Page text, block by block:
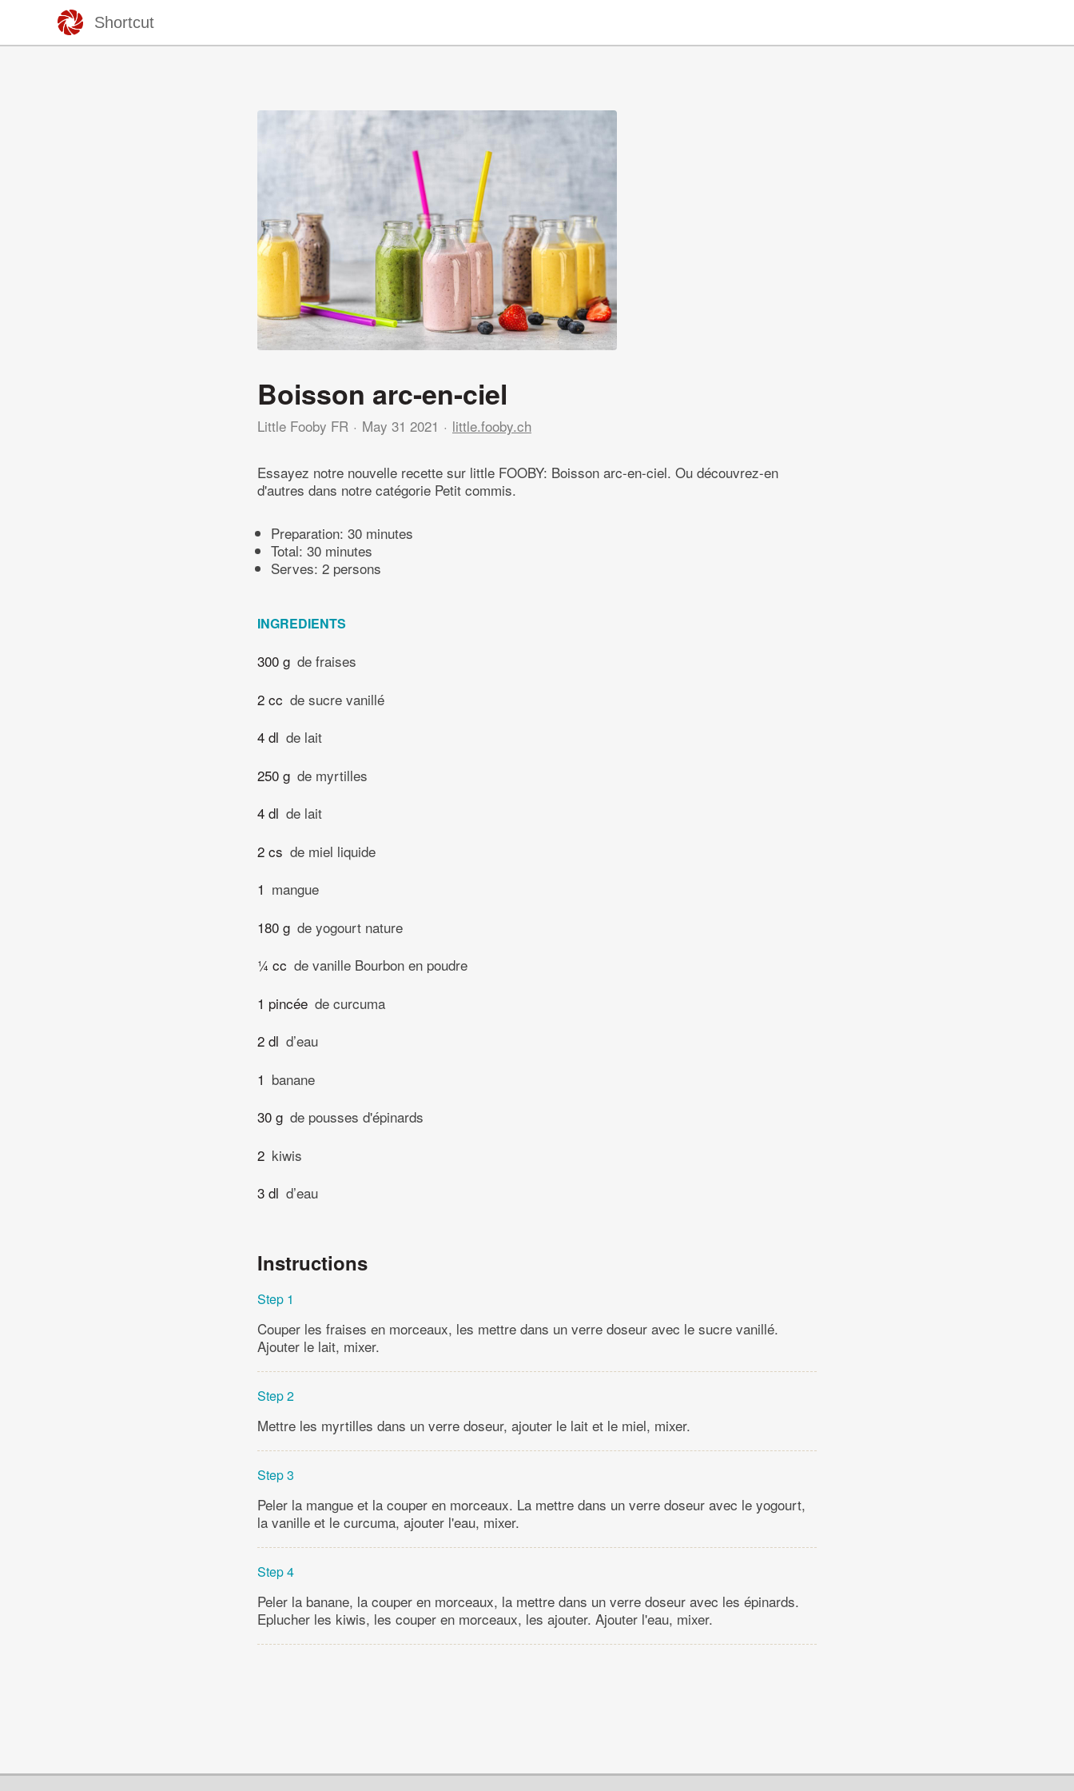
Shortcut
Boisson arc-en-ciel
Little Fooby FR May 31 2021 little.fooby.ch
Essayez notre nouvelle recette sur little FOOBY: Boisson arc-en-ciel. Ou découvrez-en
d'autres dans notre catégorie Petit commis.
Preparation: 30 minutes
Total: 30 minutes
Serves: 2 persons
INGREDIENTS
300 g de fraises
2 cc de sucre vanillé
4 dl de lait
250 g de myrtilles
4 dl de lait
2 cs de miel liquide
1 mangue
180 g de yogourt nature
¼ cc de vanille Bourbon en poudre
1 pincée de curcuma
2 dl d’eau
1 banane
30 g de pousses d'épinards
2 kiwis
3 dl d’eau
Instructions
Step 1
Couper les fraises en morceaux, les mettre dans un verre doseur avec le sucre vanillé.
Ajouter le lait, mixer.
Step 2
Mettre les myrtilles dans un verre doseur, ajouter le lait et le miel, mixer.
Step 3
Peler la mangue et la couper en morceaux. La mettre dans un verre doseur avec le yogourt,
la vanille et le curcuma, ajouter l'eau, mixer.
Step 4
Peler la banane, la couper en morceaux, la mettre dans un verre doseur avec les épinards.
Eplucher les kiwis, les couper en morceaux, les ajouter. Ajouter l'eau, mixer.